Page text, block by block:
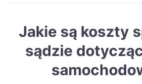
Jakie są koszty
sądzie